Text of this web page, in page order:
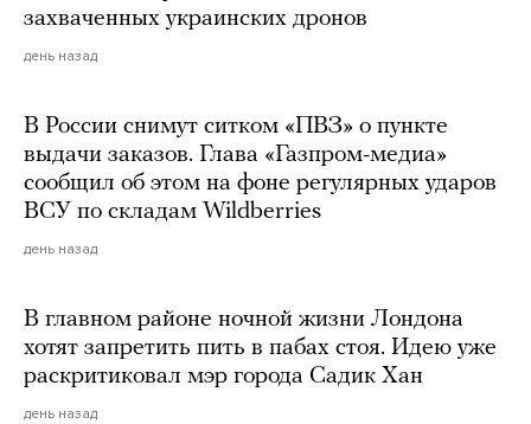
захваченных украинских дронов
день назад
В России снимут ситком «ПВЗ» о пункте
выдачи заказов. Глава «Газпром-медиа»
сообщил об этом на фоне регулярных ударов
ВСУ по складам Wildberries
день назад
В главном районе ночной жизни Лондона
хотят запретить пить в пабах стоя. Идею уже
раскритиковал мэр города Садик Хан
день назад